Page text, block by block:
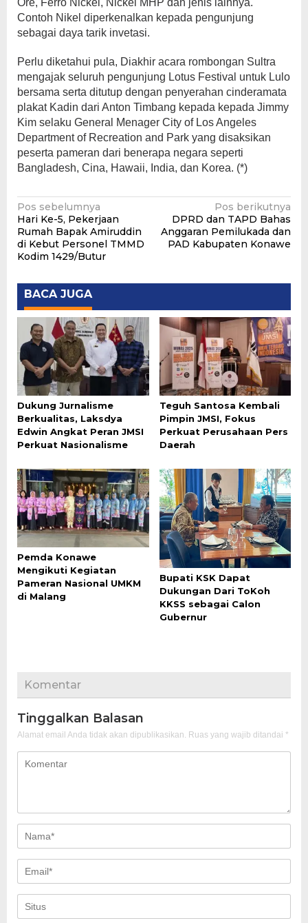
Ore, Ferro Nickel, Nickel MHP dan jenis lainnya.
Contoh Nikel diperkenalkan kepada pengunjung
sebagai daya tarik invetasi.
Perlu diketahui pula, Diakhir acara rombongan Sultra
mengajak seluruh pengunjung Lotus Festival untuk Lulo
bersama serta ditutup dengan penyerahan cinderamata
plakat Kadin dari Anton Timbang kepada kepada Jimmy
Kim selaku General Menager City of Los Angeles
Department of Recreation and Park yang disaksikan
peserta pameran dari benerapa negara seperti
Bangladesh, Cina, Hawaii, India, dan Korea. (*)
Navigasi
pos
Pos sebelumnya
Hari Ke-5, Pekerjaan
Rumah Bapak Amiruddin
di Kebut Personel TMMD
Kodim 1429/Butur
Pos berikutnya
DPRD dan TAPD Bahas
Anggaran Pemilukada dan
PAD Kabupaten Konawe
BACA JUGA
Dukung Jurnalisme
Berkualitas, Laksdya
Edwin Angkat Peran JMSI
Perkuat Nasionalisme
Teguh Santosa Kembali
Pimpin JMSI, Fokus
Perkuat Perusahaan Pers
Daerah
Pemda Konawe
Mengikuti Kegiatan
Pameran Nasional UMKM
di Malang
Bupati KSK Dapat
Dukungan Dari ToKoh
KKSS sebagai Calon
Gubernur
Komentar
Tinggalkan Balasan
Alamat email Anda tidak akan dipublikasikan. Ruas yang wajib ditandai *